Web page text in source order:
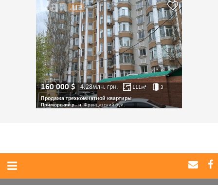
160 000$ 4.28млн. грн. 111м² 3
Продажа трехкомнатной квартиры
Приморский р.- н, Французский бул.